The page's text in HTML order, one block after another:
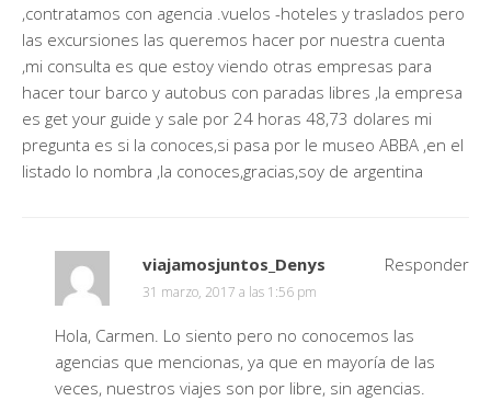
,contratamos con agencia .vuelos -hoteles y traslados pero
las excursiones las queremos hacer por nuestra cuenta
,mi consulta es que estoy viendo otras empresas para
hacer tour barco y autobus con paradas libres ,la empresa
es get your guide y sale por 24 horas 48,73 dolares mi
pregunta es si la conoces,si pasa por le museo ABBA ,en el
listado lo nombra ,la conoces,gracias,soy de argentina
viajamosjuntos_Denys
31 marzo, 2017 a las 1:56 pm
Hola, Carmen. Lo siento pero no conocemos las
agencias que mencionas, ya que en mayoría de las
veces, nuestros viajes son por libre, sin agencias.
Responder